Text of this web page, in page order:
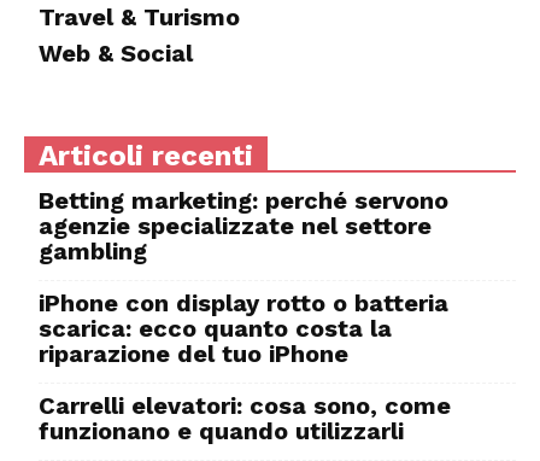
Travel & Turismo
Web & Social
Articoli recenti
Betting marketing: perché servono
agenzie specializzate nel settore
gambling
iPhone con display rotto o batteria
scarica: ecco quanto costa la
riparazione del tuo iPhone
Carrelli elevatori: cosa sono, come
funzionano e quando utilizzarli